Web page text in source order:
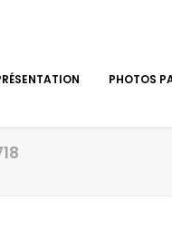
PHOTOS